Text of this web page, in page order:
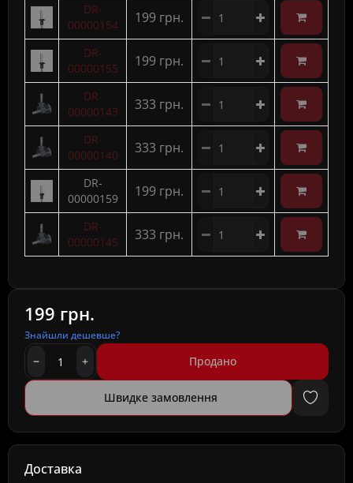
DR-
00000154
199 грн.
DR-
00000155
199 грн.
DR-
00000143
333 грн.
DR-
00000140
333 грн.
DR-
00000159
199 грн.
DR-
00000145
333 грн.
199 грн.
Знайшли дешевше?
Продано
Швидке замовлення
Доставка